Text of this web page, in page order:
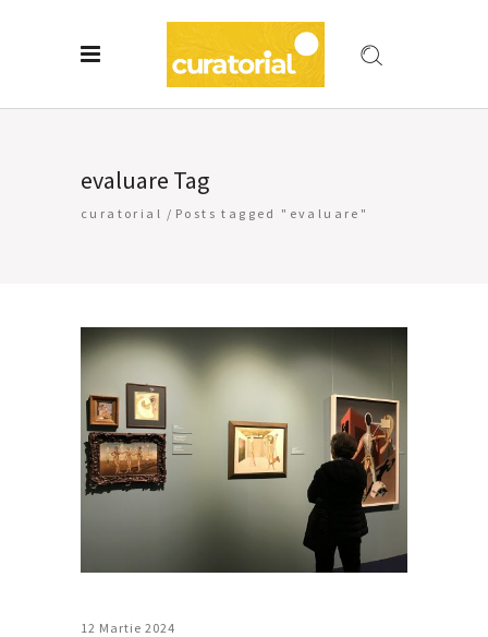
evaluare Tag
curatorial / Posts tagged "evaluare"
12 Martie 2024